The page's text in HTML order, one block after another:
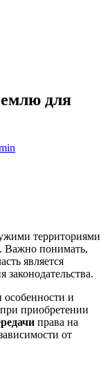
для
территориями
Важно понимать,
является
особенности и
приобретении
права на
от